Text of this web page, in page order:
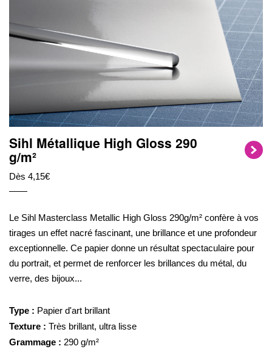
Sihl Métallique High Gloss 290
g/m²
Dès 4,15€
Le Sihl Masterclass Metallic High Gloss 290g/m² confère à vos
tirages un effet nacré fascinant, une brillance et une profondeur
exceptionnelle. Ce papier donne un résultat spectaculaire pour
du portrait, et permet de renforcer les brillances du métal, du
verre, des bijoux...
Type : Papier d'art brillant
Texture : Très brillant, ultra lisse
Grammage : 290 g/m²